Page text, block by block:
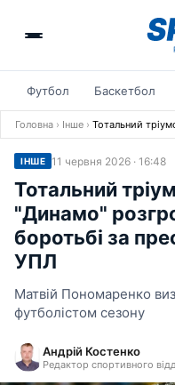
Футбол Баскетбол
Головна › Інше › Тотальний
ІНШЕ 11 червня 2026 · 16:48
Тотальний
"Динамо"
боротьбі за
УПЛ
Матвій Пономаренко
футболістом сезону
Андрій Костенко
Редактор спортивного